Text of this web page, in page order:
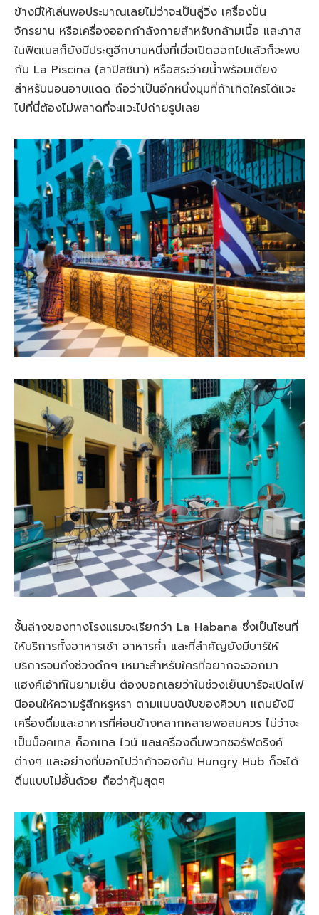
ข้างมีให้เล่นพอประมาณเลยไม่ว่าจะเป็นลู่วิ่ง เครื่องปั่น
จักรยาน หรือเครื่องออกกำลังกายสำหรับกล้ามเนื้อ และภาส
ในฟิตเนสก็ยังมีประตูอีกบานหนึ่งที่เมื่อเปิดออกไปแล้วก็จะพบ
กับ La Piscina (ลาปิสชินา) หรือสระว่ายน้ำพร้อมเตียง
สำหรับนอนอาบแดด ถือว่าเป็นอีกหนึ่งมุมที่ถ้าเกิดใครได้แวะ
ไปที่นี่ต้องไม่พลาดที่จะแวะไปถ่ายรูปเลย
ชั้นล่างของทางโรงแรมจะเรียกว่า La Habana ซึ่งเป็นโซนที่
ให้บริการทั้งอาหารเช้า อาหารค่ำ และที่สำคัญยังมีบาร์ให้
บริการจนถึงช่วงดึกๆ เหมาะสำหรับใครที่อยากจะออกมา
แฮงค์เอ้าท์ในยามเย็น ต้องบอกเลยว่าในช่วงเย็นบาร์จะเปิดไฟ
นีออนให้ความรู้สึกหรูหรา ตามแบบฉบับของคิวบา แถมยังมี
เครื่องดื่มและอาหารที่ค่อนข้างหลากหลายพอสมควร ไม่ว่าจะ
เป็นม็อคเทล ค็อกเทล ไวน์ และเครื่องดื่มพวกซอร์ฟดริงค์
ต่างๆ และอย่างที่บอกไปว่าถ้าจองกับ Hungry Hub ก็จะได้
ดื่มแบบไม่อั้นด้วย ถือว่าคุ้มสุดๆ